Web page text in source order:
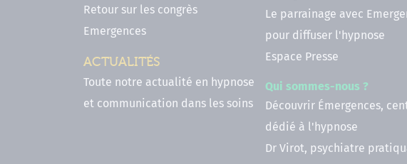
Retour sur les congrès
Emergences
ACTUALITÉS
Toute notre actualité en hypnose
et communication dans les soins
Le parrainage avec
pour diffuser l'hypnose
Espace Presse
Qui sommes-nous ?
Découvrir Émergences,
dédié à l'hypnose
Dr Virot, psychiatre